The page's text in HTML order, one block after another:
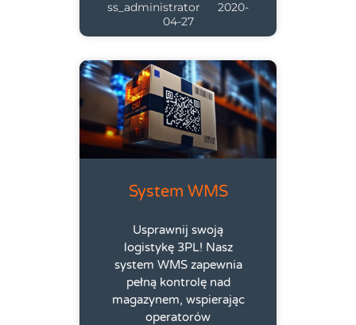
ss_administrator
2020-
04-27
System WMS
Usprawnij swoją
logistykę 3PL! Nasz
system WMS zapewnia
pełną kontrolę nad
magazynem, wspierając
operatorów